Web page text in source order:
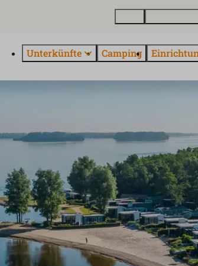
Unterkünfte Camping